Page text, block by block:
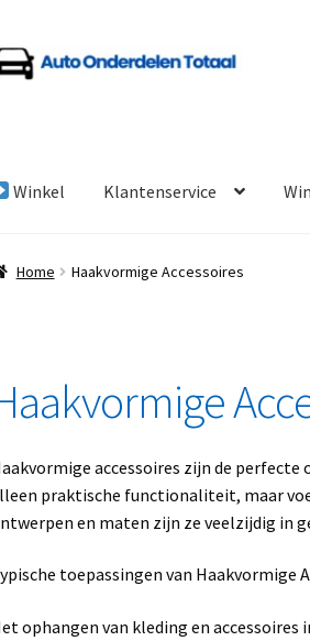
Winkel Klantenservice
Algemene Voorwaarden Auto
Home Haakvormige Accessoires
accessoires zijn de
praktische functionaliteit, maar
en maten zijn ze veelzijdig in
toepassingen van Haakvormige
ophangen van kleding en accessoires